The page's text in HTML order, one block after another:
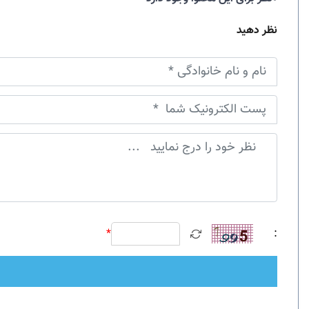
نظر دهید
:
*